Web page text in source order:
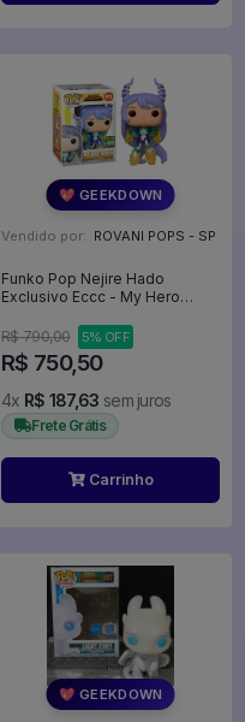
💖 GEEKDOWN
Vendido por: ROVANI POPS - SP
Funko Pop Nejire Hado
Exclusivo Eccc - My Hero
R$ 790,00
5% OFF
R$ 750,50
4x R$ 187,63 sem juros
Frete Grátis
Carrinho
💖 GEEKDOWN